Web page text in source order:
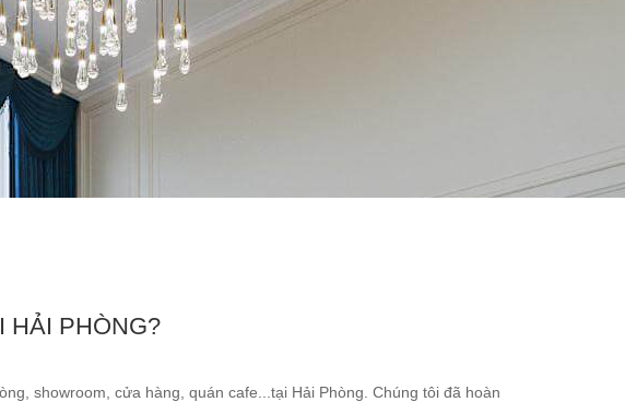
trọng và đẳng cấp
HẢI PHÒNG?
showroom, cửa hàng, quán cafe...tại Hải Phòng. Chúng tôi đã hoàn